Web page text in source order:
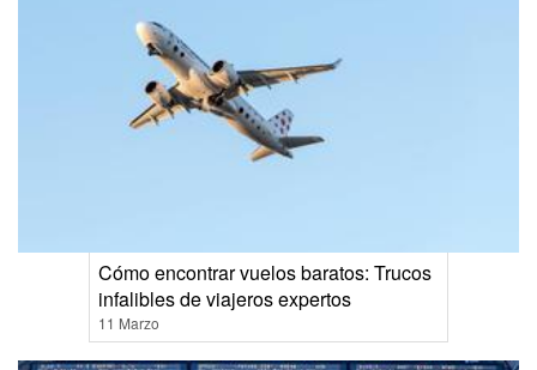
Cómo encontrar vuelos baratos: Trucos
infalibles de viajeros expertos
11 Marzo